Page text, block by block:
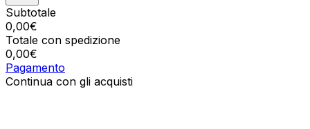
Subtotale
0,00€
Totale con spedizione
0,00€
Pagamento
Continua con gli acquisti